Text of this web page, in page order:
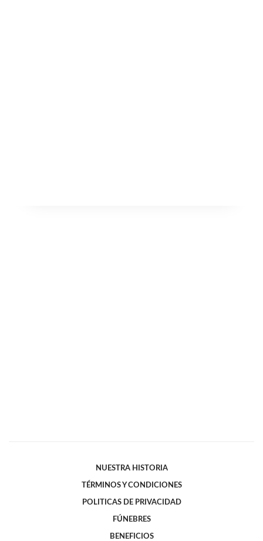
NUESTRA HISTORIA
TÉRMINOS Y CONDICIONES
POLITICAS DE PRIVACIDAD
FÚNEBRES
BENEFICIOS